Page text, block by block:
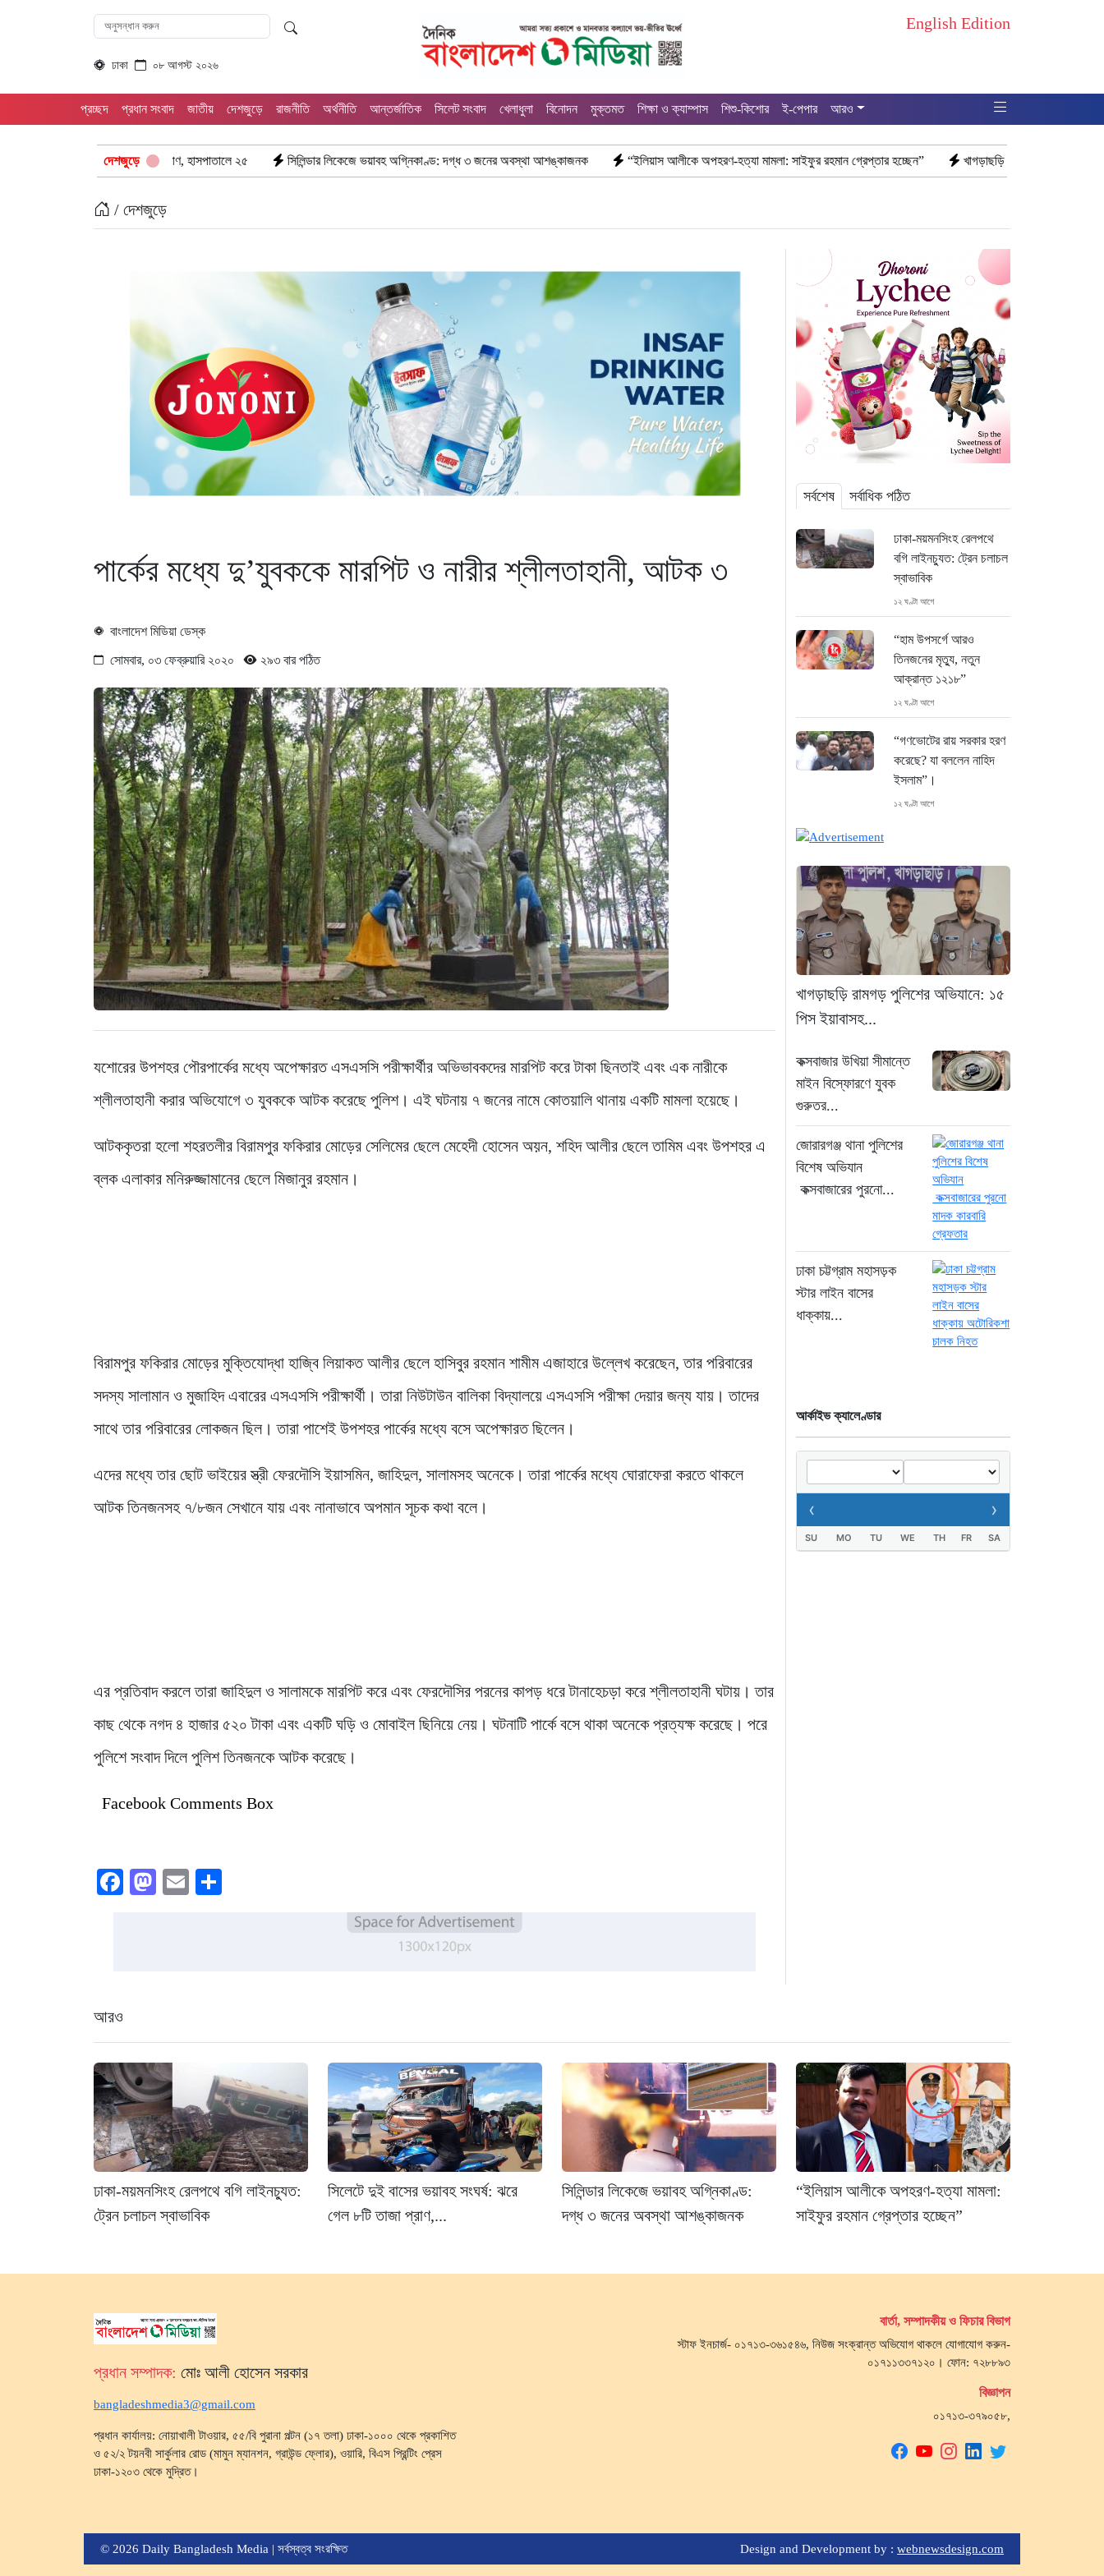
ঢাকা ০৮ আগস্ট ২০২৬
English Edition
প্রচ্ছদ প্রধান সংবাদ জাতীয় দেশজুড়ে রাজনীতি অর্থনীতি আন্তর্জাতিক সিলেট সংবাদ খেলাধুলা বিনোদন মুক্তমত শিক্ষা ও ক্যাম্পাস শিশু-কিশোর ই-পেপার আরও
দেশজুড়ে
৮টি তাজা প্রাণ, হাসপাতালে ২৫ সিলিন্ডার লিকেজে ভয়াবহ অগ্নিকাণ্ড: দগ্ধ ৩ জনের অবস্থা আশঙ্কাজনক “ইলিয়াস আলীকে অপহরণ-হত্যা মামলা: সাইফুর রহমান গ্রেপ্তার হচ্ছেন” খাগড়াছড়ি রামগড় পুলিশের অভিযানে: ১৫ পিস ইয়াবাসহ
/ দেশজুড়ে
পার্কের মধ্যে দু’যুবককে মারপিট ও নারীর শ্লীলতাহানী, আটক ৩
বাংলাদেশ মিডিয়া ডেস্ক
সোমবার, ০৩ ফেব্রুয়ারি ২০২০ ২৯৩ বার পঠিত
যশোরের উপশহর পৌরপার্কের মধ্যে অপেক্ষারত এসএসসি পরীক্ষার্থীর অভিভাবকদের মারপিট করে টাকা ছিনতাই এবং এক নারীকে
শ্লীলতাহানী করার অভিযোগে ৩ যুবককে আটক করেছে পুলিশ। এই ঘটনায় ৭ জনের নামে কোতয়ালি থানায় একটি মামলা হয়েছে।
আটককৃতরা হলো শহরতলীর বিরামপুর ফকিরার মোড়ের সেলিমের ছেলে মেহেদী হোসেন অয়ন, শহিদ আলীর ছেলে তামিম এবং উপশহর এ
ব্লক এলাকার মনিরুজ্জামানের ছেলে মিজানুর রহমান।
বিরামপুর ফকিরার মোড়ের মুক্তিযোদ্ধা হাজ্বি লিয়াকত আলীর ছেলে হাসিবুর রহমান শামীম এজাহারে উল্লেখ করেছেন, তার পরিবারের
সদস্য সালামান ও মুজাহিদ এবারের এসএসসি পরীক্ষার্থী। তারা নিউটাউন বালিকা বিদ্যালয়ে এসএসসি পরীক্ষা দেয়ার জন্য যায়। তাদের
সাথে তার পরিবারের লোকজন ছিল। তারা পাশেই উপশহর পার্কের মধ্যে বসে অপেক্ষারত ছিলেন।
এদের মধ্যে তার ছোট ভাইয়ের স্ত্রী ফেরদৌসি ইয়াসমিন, জাহিদুল, সালামসহ অনেকে। তারা পার্কের মধ্যে ঘোরাফেরা করতে থাকলে
আটক তিনজনসহ ৭/৮জন সেখানে যায় এবং নানাভাবে অপমান সূচক কথা বলে।
এর প্রতিবাদ করলে তারা জাহিদুল ও সালামকে মারপিট করে এবং ফেরদৌসির পরনের কাপড় ধরে টানাহেচড়া করে শ্লীলতাহানী ঘটায়। তার
কাছ থেকে নগদ ৪ হাজার ৫২০ টাকা এবং একটি ঘড়ি ও মোবাইল ছিনিয়ে নেয়। ঘটনাটি পার্কে বসে থাকা অনেকে প্রত্যক্ষ করেছে। পরে
পুলিশে সংবাদ দিলে পুলিশ তিনজনকে আটক করেছে।
Facebook Comments Box
Facebook
Mastodon
Email
সর্বশেষ সর্বাধিক পঠিত
ঢাকা-ময়মনসিংহ রেলপথে
বগি লাইনচ্যুত: ট্রেন চলাচল
স্বাভাবিক
১২ ঘণ্টা আগে
“হাম উপসর্গে আরও
তিনজনের মৃত্যু, নতুন
আক্রান্ত ১২১৮”
১২ ঘণ্টা আগে
“গণভোটের রায় সরকার হরণ
করেছে? যা বললেন নাহিদ
ইসলাম”।
১২ ঘণ্টা আগে
করেছেন: মির্জা ফখরুল
১৩ ঘণ্টা আগে
থাইল্যান্ডে ভয়াবহ বন্দুক
হামলা: দাদা-দাদিসহ স্কুলে
১৩ ঘণ্টা আগে
সংঘর্ষ: ঝরে গেল ৮টি তাজা
প্রাণ, হাসপাতালে ২৫
সিলিন্ডার লিকেজে ভয়াবহ
অগ্নিকাণ্ড: দগ্ধ ৩ জনের
অবস্থা আশঙ্কাজনক
সহযোগী’, সাকিবকে নিয়ে
বিস্ফোরক আসিফ আকবর
“ইলিয়াস আলীকে অপহরণ-
খাগড়াছড়ি রামগড় পুলিশের
অভিযানে: ১৫ পিস ইয়াবাসহ
যুবক গ্রেপ্তার
খাগড়াছড়ি রামগড় পুলিশের অভিযানে: ১৫
পিস ইয়াবাসহ...
কক্সবাজার উখিয়া সীমান্তে
মাইন বিস্ফোরণে যুবক
গুরুতর...
জোরারগঞ্জ থানা পুলিশের
বিশেষ অভিযান
কক্সবাজারের পুরনো...
ঢাকা চট্টগ্রাম মহাসড়ক
স্টার লাইন বাসের
ধাক্কায়...
আর্কাইভ ক্যালেণ্ডার
‹ ›
SU MO TU WE TH FR SA
আরও
ঢাকা-ময়মনসিংহ রেলপথে বগি লাইনচ্যুত:
ট্রেন চলাচল স্বাভাবিক
সিলেটে দুই বাসের ভয়াবহ সংঘর্ষ: ঝরে
গেল ৮টি তাজা প্রাণ,...
সিলিন্ডার লিকেজে ভয়াবহ অগ্নিকাণ্ড:
দগ্ধ ৩ জনের অবস্থা আশঙ্কাজনক
“ইলিয়াস আলীকে অপহরণ-হত্যা মামলা:
সাইফুর রহমান গ্রেপ্তার হচ্ছেন”
প্রধান সম্পাদক: মোঃ আলী হোসেন সরকার
bangladeshmedia3@gmail.com
প্রধান কার্যালয়: নোয়াখালী টাওয়ার, ৫৫/বি পুরানা পল্টন (১৭ তলা) ঢাকা-১০০০ থেকে প্রকাশিত
ও ৫২/২ টয়নবী সার্কুলার রোড (মামুন ম্যানশন, গ্রাউন্ড ফ্লোর), ওয়ারি, বিএস প্রিন্টিং প্রেস
ঢাকা-১২০৩ থেকে মুদ্রিত।
বার্তা, সম্পাদকীয় ও ফিচার বিভাগ
স্টাফ ইনচার্জ- ০১৭১৩-৩৬১৫৪৬, নিউজ সংক্রান্ত অভিযোগ থাকলে যোগাযোগ করুন-
০১৭১১৩৩৭১২০। ফোন: ৭২৮৮৯৩
বিজ্ঞাপন
০১৭১৩-৩৭৯০৫৮,
© 2026 Daily Bangladesh Media | সর্বস্বত্ব সংরক্ষিত Design and Development by : webnewsdesign.com